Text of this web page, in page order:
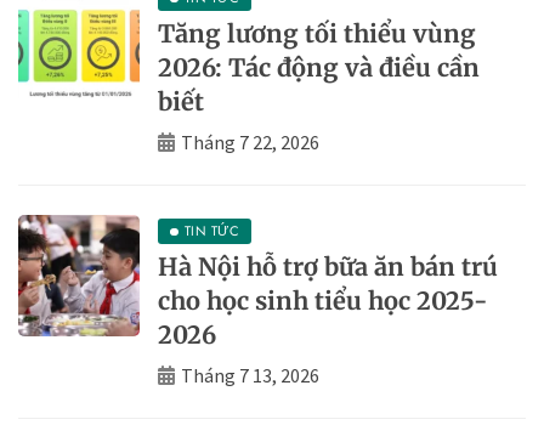
Tăng lương tối thiểu vùng
2026: Tác động và điều cần
biết
Tháng 7 22, 2026
TIN TỨC
Hà Nội hỗ trợ bữa ăn bán trú
cho học sinh tiểu học 2025-
2026
Tháng 7 13, 2026